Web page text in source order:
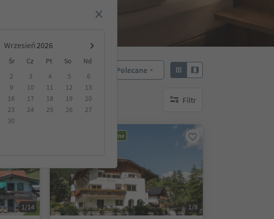
Wrzesień
Śr Cz Pt So
Nd
2 3 4 5
6
9 10 11 12
13
16 17 18 19
20
23 24 25 26
27
30
Polecane
Filtr
brak aktywnych filtrów
1/14
Możliwość rezerwacji online
1/8